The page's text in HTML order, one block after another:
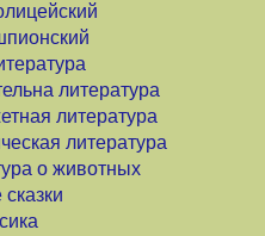
литература
литература
литература
о животных